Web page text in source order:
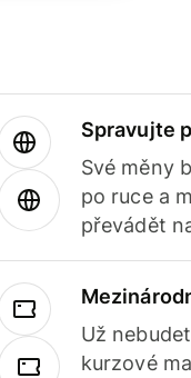
Spravujte
Své měny
po ruce a
převádět
Už
kurzové